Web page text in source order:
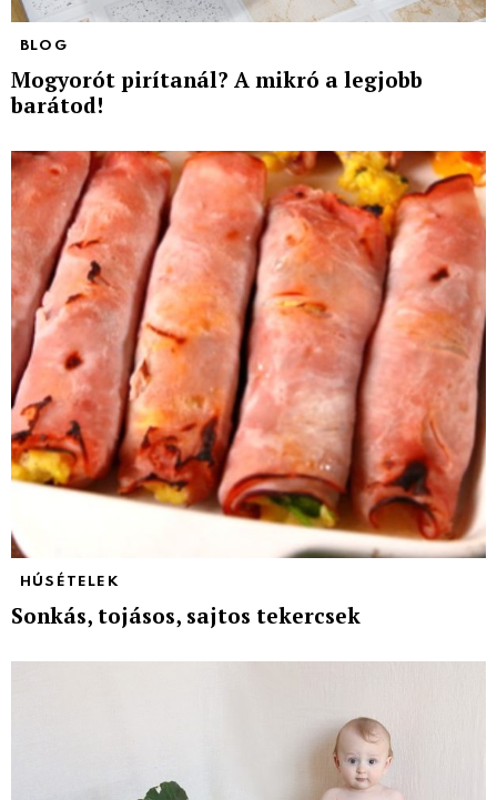
BLOG
Mogyorót pirítanál? A mikró a legjobb
barátod!
HÚSÉTELEK
Sonkás, tojásos, sajtos tekercsek